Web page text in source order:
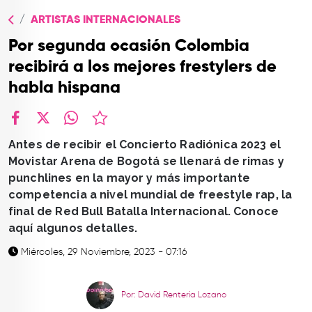
CONTACTO
ARTISTAS INTERNACIONALES
Por segunda ocasión Colombia
recibirá a los mejores frestylers de
habla hispana
Antes de recibir el Concierto Radiónica 2023 el
Movistar Arena de Bogotá se llenará de rimas y
punchlines en la mayor y más importante
competencia a nivel mundial de freestyle rap, la
final de Red Bull Batalla Internacional. Conoce
aquí algunos detalles.
Miércoles, 29 Noviembre, 2023 - 07:16
Por: David Renteria Lozano